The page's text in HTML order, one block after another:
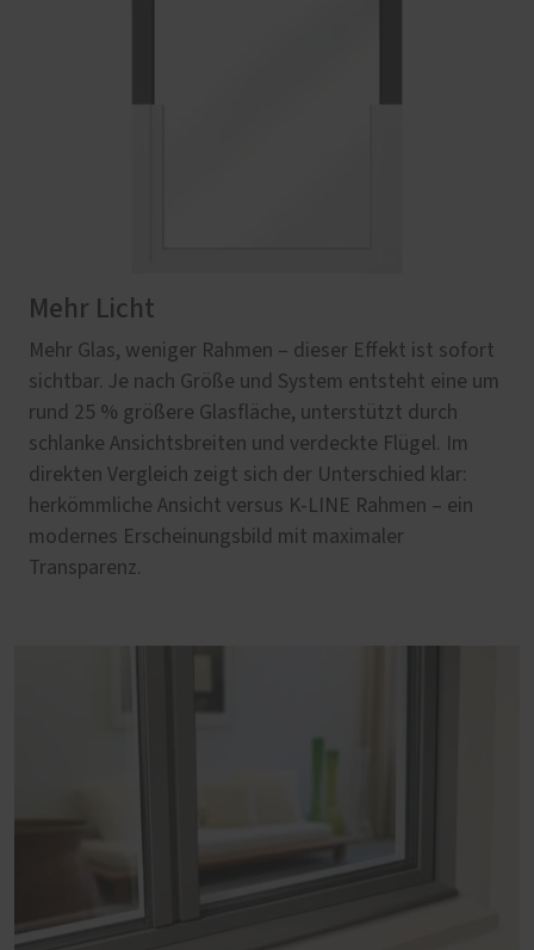
Mehr Licht
Mehr Glas, weniger Rahmen – dieser Effekt ist sofort
sichtbar. Je nach Größe und System entsteht eine um
rund 25 % größere Glasfläche, unterstützt durch
schlanke Ansichtsbreiten und verdeckte Flügel. Im
direkten Vergleich zeigt sich der Unterschied klar:
herkömmliche Ansicht versus K-LINE Rahmen – ein
modernes Erscheinungsbild mit maximaler
Transparenz.